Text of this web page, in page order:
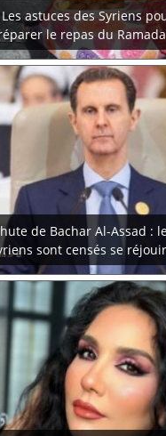
Les astuces des Syriens
le repas du
de Bachar Al-Assad :
sont censés se